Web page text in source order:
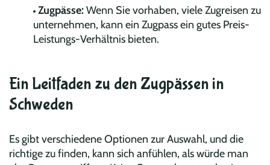
Zugpässe:Wenn Sie vorhaben, viele Zugreisen zu
unternehmen, kann ein Zugpass ein gutes Preis-
Leistungs-Verhältnis bieten.
Ein Leitfaden zu den Zugpässen in
Schweden
Es gibt verschiedene Optionen zur Auswahl, und die
richtige zu finden, kann sich anfühlen, als würde man